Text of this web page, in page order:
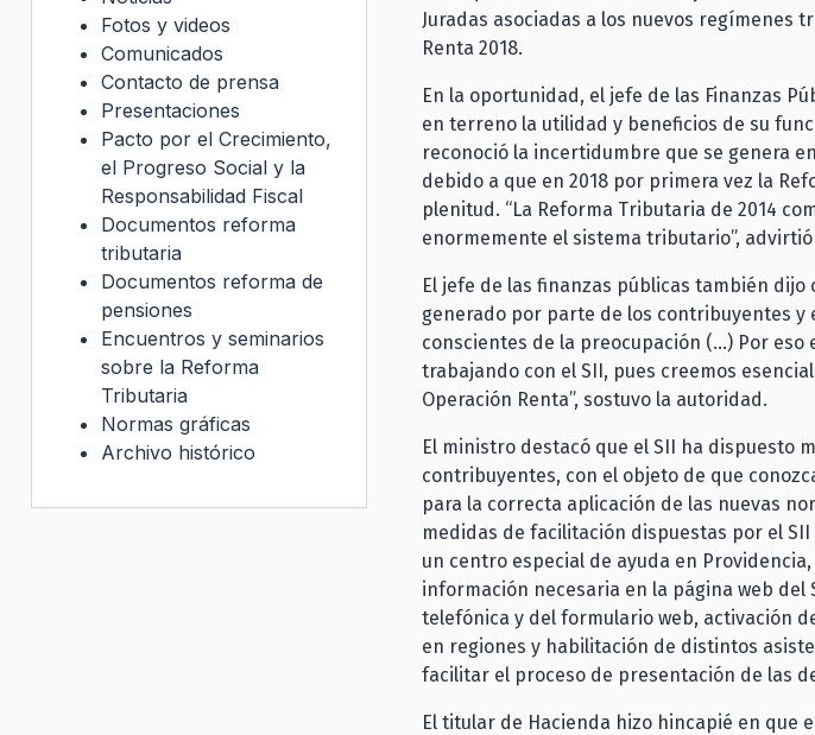
Juradas asociadas a los nuevos regímenes
Renta 2018.
En la oportunidad, el jefe de las Finanzas
en terreno la utilidad y beneficios de su
reconoció la incertidumbre que se genera
debido a que en 2018 por primera vez la
plenitud. “La Reforma Tributaria de 2014
enormemente el sistema tributario”,
El jefe de las finanzas públicas también
generado por parte de los contribuyentes y
conscientes de la preocupación (…) Por
trabajando con el SII, pues creemos
Operación Renta”, sostuvo la autoridad.
El ministro destacó que el SII ha dispuesto
contribuyentes, con el objeto de que
para la correcta aplicación de las nuevas
medidas de facilitación dispuestas por el
un centro especial de ayuda en
información necesaria en la página web
telefónica y del formulario web, activación
en regiones y habilitación de distintos
facilitar el proceso de presentación de las
El titular de Hacienda hizo hincapié en que
Fotos y videos
Comunicados
Contacto de prensa
Presentaciones
Pacto por el Crecimiento,
el Progreso Social y la
Responsabilidad Fiscal
Documentos reforma
tributaria
Documentos reforma de
pensiones
Encuentros y seminarios
sobre la Reforma
Tributaria
Normas gráficas
Archivo histórico